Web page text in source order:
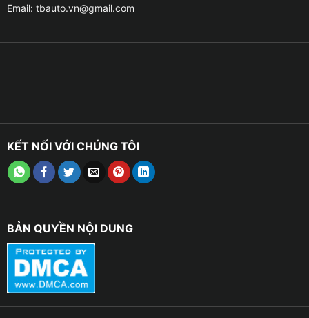
cắm.
kính và gập gương.
☪ Tự động khóa cửa khi đạt tốc độ 15 km/h.
hợp khẩn cấp.
Tính năng cơ bản của bộ gập gương lên xuống kính
xe Honda CRV
Email: tbauto.vn@gmail.com
KẾT NỐI VỚI CHÚNG TÔI
BẢN QUYỀN NỘI DUNG